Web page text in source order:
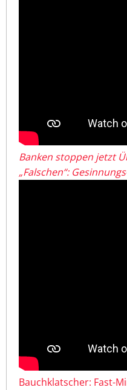
Banken stoppen jetzt
„Falschen“:
Bauchklatscher: Fast-